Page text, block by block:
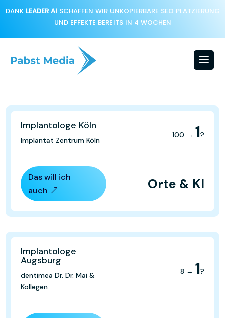
DANK LEADER AI SCHAFFEN WIR UNKOPIERBARE SEO PLATZIERUNG
UND EFFEKTE BEREITS IN 4 WOCHEN
Implantologe Köln
Implantat Zentrum Köln
100 → 1?
Das will ich
auch
Orte & KI
Implantologe
Augsburg
dentimea Dr. Dr. Mai &
Kollegen
8 → 1?